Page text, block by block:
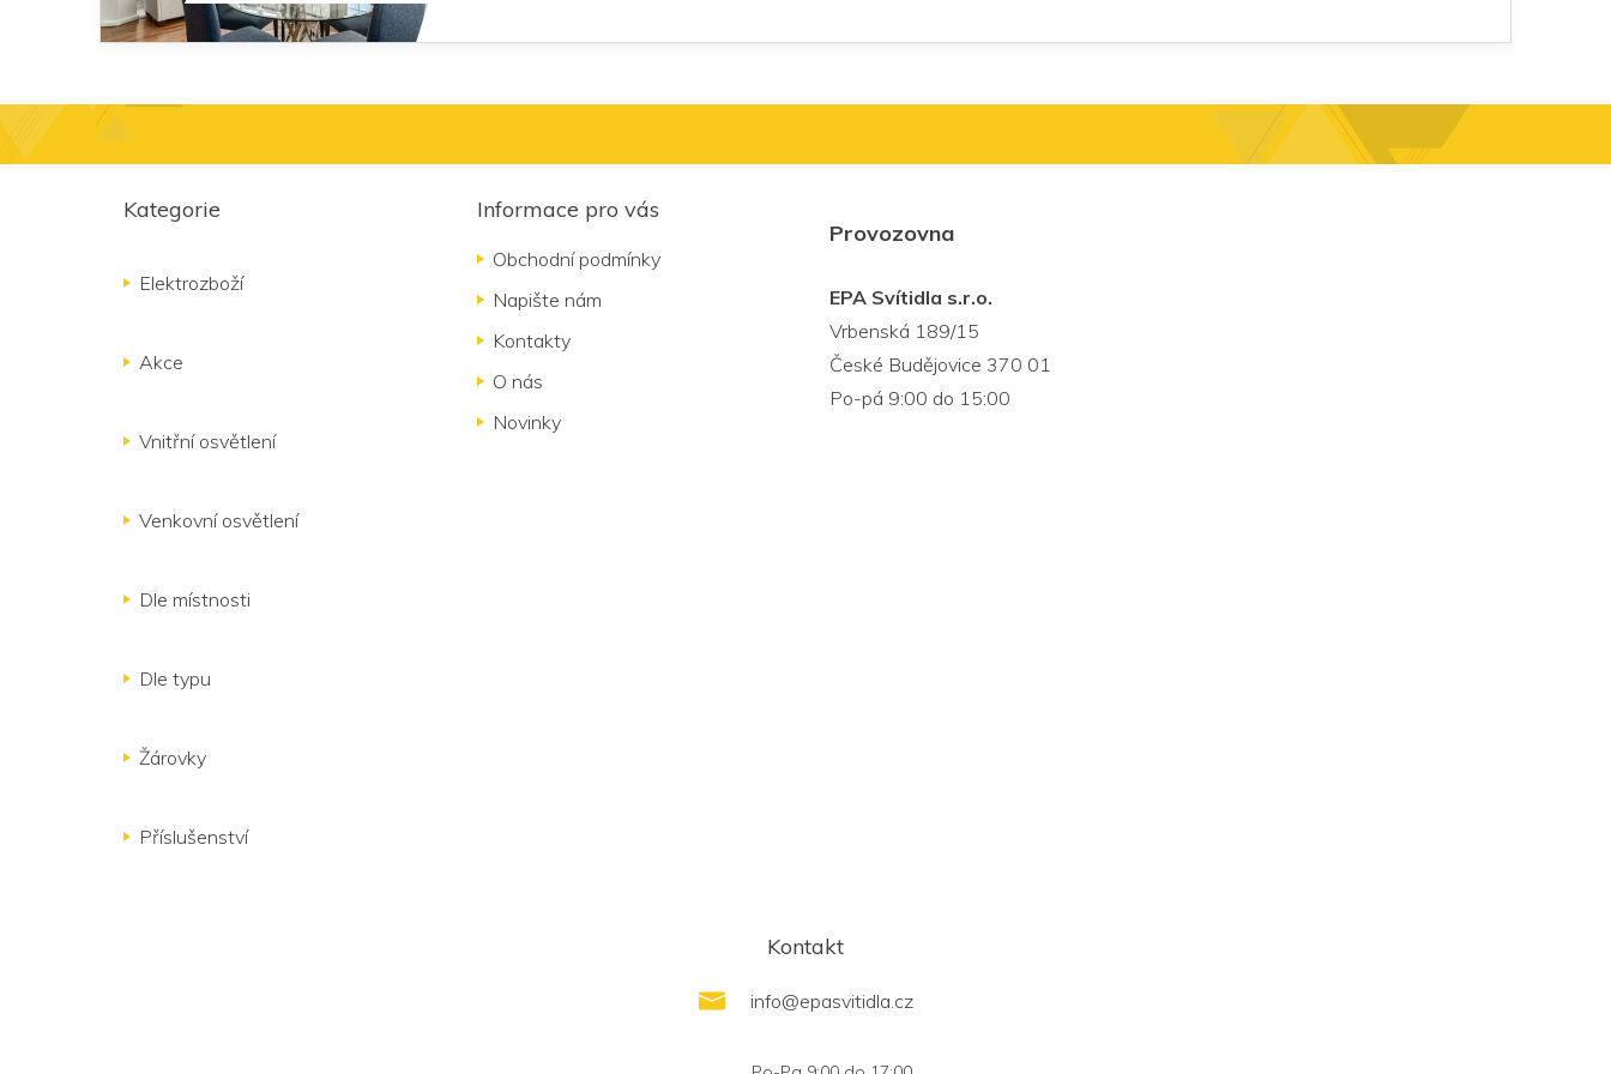
Kategorie
Elektrozboží
Akce
Vnitřní osvětlení
Venkovní osvětlení
Dle místnosti
Dle typu
Žárovky
Příslušenství
Informace pro vás
Obchodní podmínky
Napište nám
Kontakty
O nás
Novinky
Provozovna
EPA Svítidla s.r.o.
Vrbenská 189/15
České Budějovice 370 01
Po-pá 9:00 do 15:00
Kontakt
info@epasvitidla.cz